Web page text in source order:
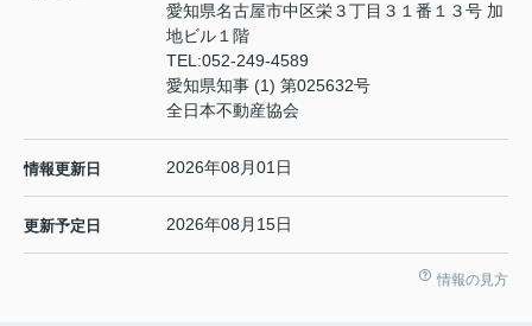
愛知県名古屋市中区栄３丁目３１番１３号 加
地ビル１階
TEL:052-249-4589
愛知県知事 (1) 第025632号
全日本不動産協会
情報更新日 2026年08月01日
更新予定日 2026年08月15日
情報の見方